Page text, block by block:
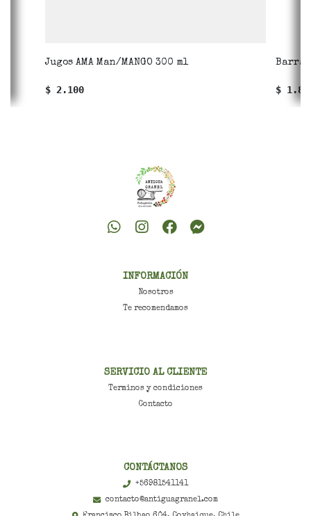
Jugos AMA Man/MANGO 300 ml
$ 2.100
Barra
$
INFORMACIÓN
Nosotros
Te recomendamos
SERVICIO AL CLIENTE
Terminos y condiciones
Contacto
CONTÁCTANOS
+56981541141
contacto@antiguagranel.com